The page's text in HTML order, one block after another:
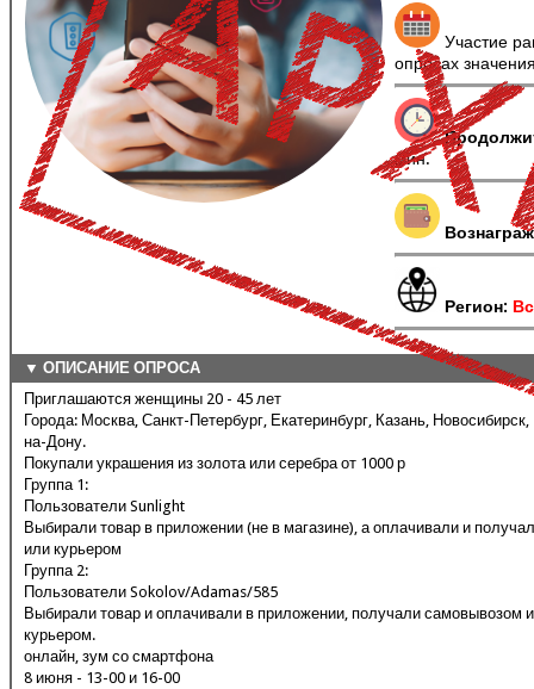
Участие
опросах
мин.
Регион:
▼ ОПИСАНИЕ ОПРОСА
Приглашаются женщины 20 - 45 лет
Города: Москва, Санкт-Петербург, Екатеринбург, Казань,
на-Дону.
Покупали украшения из золота или серебра от 1000 р
Группа 1:
Пользователи Sunlight
Выбирали товар в приложении (не в магазине), а оплачивали и
или курьером
Группа 2:
Пользователи Sokolov/Adamas/585
Выбирали товар и оплачивали в приложении, получали самовывозом
курьером.
онлайн, зум со смартфона
8 июня - 13-00 и 16-00